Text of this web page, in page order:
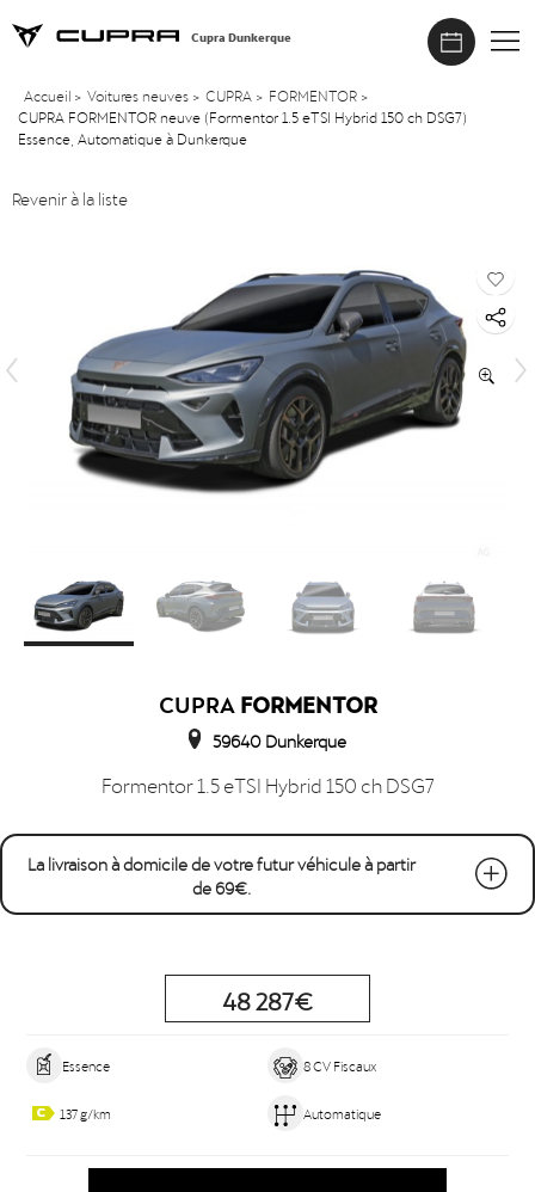
Cupra Dunkerque
Accueil > Voitures neuves > CUPRA > FORMENTOR >
CUPRA FORMENTOR neuve (Formentor 1.5 eTSI Hybrid 150 ch DSG7)
Essence, Automatique à Dunkerque
Revenir à la liste
CUPRA FORMENTOR
Formentor 1.5 eTSI Hybrid 150 ch DSG7
59640 Dunkerque
Essence 8 CV Fiscaux
137 g/km Automatique
48 287€
La livraison à domicile de votre futur véhicule à partir
de 69€.